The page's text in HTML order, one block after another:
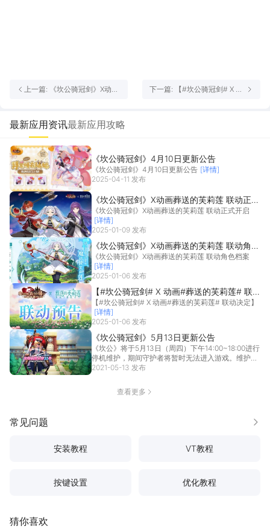
上一篇: 《坎公骑冠剑》X动画
下一篇: 【#坎公骑冠剑# X 动
最新应用资讯最新应用攻略
《坎公骑冠剑》4月10日更新公告
《坎公骑冠剑》4月10日更新公告 [详情]
2025-04-11 发布
《坎公骑冠剑》X动画葬送的芙莉莲 联动正式
开启
《坎公骑冠剑》X动画葬送的芙莉莲 联动正式开启
[详情]
2025-01-09 发布
《坎公骑冠剑》X动画葬送的芙莉莲 联动角色
档案
《坎公骑冠剑》X动画葬送的芙莉莲 联动角色档案
[详情]
2025-01-06 发布
【#坎公骑冠剑# X 动画#葬送的芙莉莲# 联
动决定】
【#坎公骑冠剑# X 动画#葬送的芙莉莲# 联动决定】
[详情]
2025-01-06 发布
《坎公骑冠剑》5月13日更新公告
《坎公》将于5月13日（周四）下午14:00~18:00进行
停机维护，期间守护者将暂时无法进入游戏。维护结
束后，我们将奉上更新谢礼：钻石*700+体力*100，
歉意，感谢大家的支持与理解！
2021-05-13 发布
查看更多
常见问题 更多
安装教程 VT教程
按键设置 优化教程
猜你喜欢